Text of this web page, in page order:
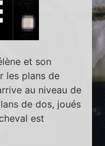
et son
les plans de
au niveau de
de dos, joués
est